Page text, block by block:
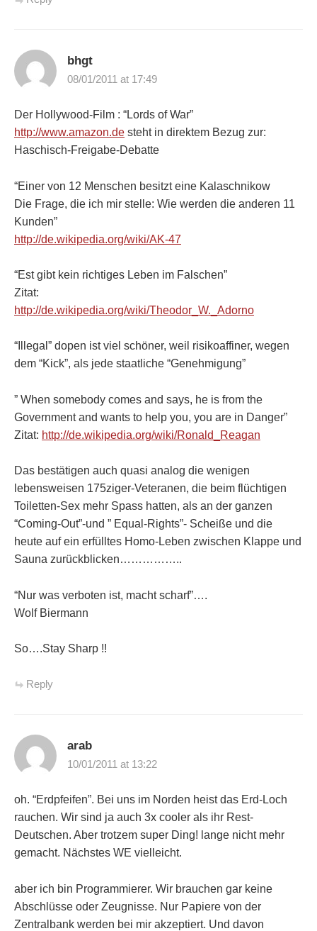
bhgt
08/01/2011 at 17:49
Der Hollywood-Film : “Lords of War”
http://www.amazon.de steht in direktem Bezug zur:
Haschisch-Freigabe-Debatte
“Einer von 12 Menschen besitzt eine Kalaschnikow
Die Frage, die ich mir stelle: Wie werden die anderen 11
Kunden”
http://de.wikipedia.org/wiki/AK-47
“Est gibt kein richtiges Leben im Falschen”
Zitat:
http://de.wikipedia.org/wiki/Theodor_W._Adorno
“Illegal” dopen ist viel schöner, weil risikoaffiner, wegen
dem “Kick”, als jede staatliche “Genehmigung”
” When somebody comes and says, he is from the
Government and wants to help you, you are in Danger”
Zitat: http://de.wikipedia.org/wiki/Ronald_Reagan
Das bestätigen auch quasi analog die wenigen
lebensweisen 175ziger-Veteranen, die beim flüchtigen
Toiletten-Sex mehr Spass hatten, als an der ganzen
“Coming-Out”-und ” Equal-Rights”- Scheiße und die
heute auf ein erfülltes Homo-Leben zwischen Klappe und
Sauna zurückblicken……………..
“Nur was verboten ist, macht scharf”….
Wolf Biermann
So….Stay Sharp !!
Reply
arab
10/01/2011 at 13:22
oh. “Erdpfeifen”. Bei uns im Norden heist das Erd-Loch
rauchen. Wir sind ja auch 3x cooler als ihr Rest-
Deutschen. Aber trotzem super Ding! lange nicht mehr
gemacht. Nächstes WE vielleicht.
aber ich bin Programmierer. Wir brauchen gar keine
Abschlüsse oder Zeugnisse. Nur Papiere von der
Zentralbank werden bei mir akzeptiert. Und davon